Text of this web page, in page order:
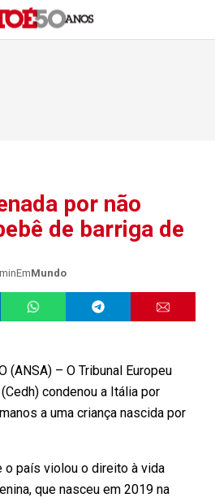
por não
de barriga de
EmMundo
(ANSA) – O Tribunal Europeu
condenou a Itália por
a uma criança nascida por
o país violou o direito à vida
que nasceu em 2019 na